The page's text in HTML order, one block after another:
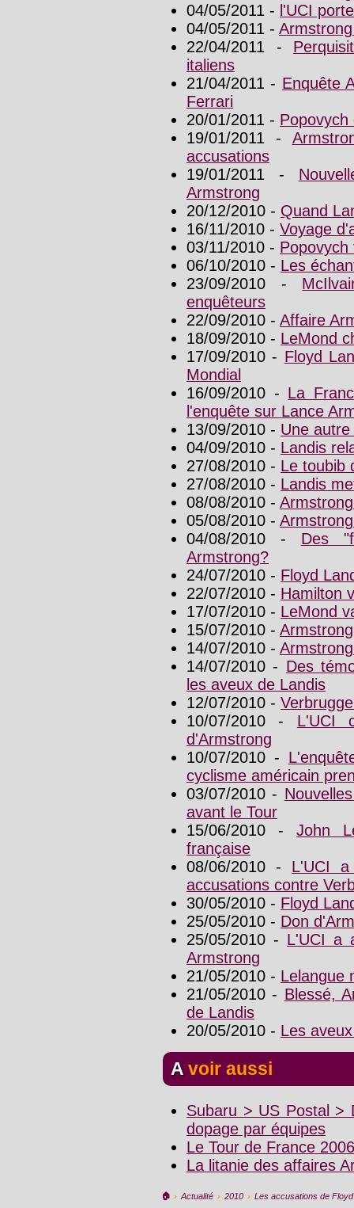
04/05/2011 - l'UCI
04/05/2011 -
22/04/2011 -
italiens
21/04/2011 - Enquête
Ferrari
20/01/2011 - Popovych
19/01/2011 -
accusations
19/01/2011 -
Armstrong
20/12/2010 - Quand
16/11/2010 - Voyage
03/11/2010 -
06/10/2010 - Les
23/09/2010 -
enquêteurs
22/09/2010 - Affaire
18/09/2010 - LeMond
17/09/2010 - Floyd
Mondial
16/09/2010 - La
l'enquête sur Lance
13/09/2010 - Une
04/09/2010 - Landis
27/08/2010 - Le toubib
27/08/2010 - Landis
08/08/2010 -
05/08/2010 -
04/08/2010 - Des
Armstrong?
24/07/2010 - Floyd
22/07/2010 - Hamilton
17/07/2010 - LeMond
15/07/2010 -
14/07/2010 -
14/07/2010 - Des
les aveux de Landis
12/07/2010 -
10/07/2010 - L'UCI
d'Armstrong
10/07/2010 -
cyclisme américain
03/07/2010 -
avant le Tour
15/06/2010 - John
française
08/06/2010 - L'UCI
accusations contre
30/05/2010 - Floyd
25/05/2010 - Don
25/05/2010 - L'UCI a
Armstrong
21/05/2010 - Lelangue
21/05/2010 - Blessé,
de Landis
20/05/2010 - Les
A voir aussi
Subaru > US Postal >
dopage par équipes
Le Tour de France 2006
La litanie des affaires
🏠︎ › Actualité › 2010 › Les accusations de